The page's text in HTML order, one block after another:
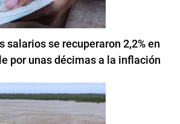
salarios se recuperaron 2,2% en
por unas décimas a la inflación